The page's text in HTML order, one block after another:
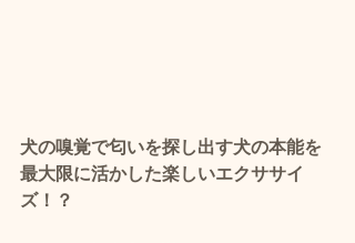
犬の嗅覚で匂いを探し出す犬の本能を
最大限に活かした楽しいエクササイ
ズ！？